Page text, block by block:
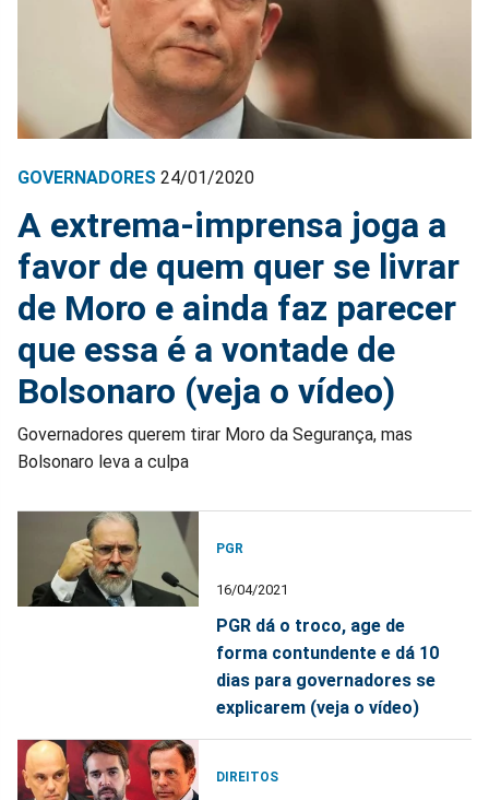
GOVERNADORES 24/01/2020
A extrema-imprensa joga a
favor de quem quer se livrar
de Moro e ainda faz parecer
que essa é a vontade de
Bolsonaro (veja o vídeo)
Governadores querem tirar Moro da Segurança, mas
Bolsonaro leva a culpa
PGR
16/04/2021
PGR dá o troco, age de
forma contundente e dá 10
dias para governadores se
explicarem (veja o vídeo)
DIREITOS